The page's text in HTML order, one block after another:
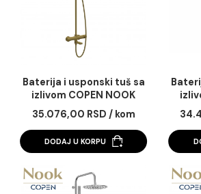
DODAJ U KORPU